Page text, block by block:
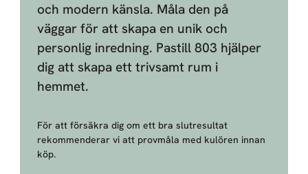
och modern känsla. Måla den på
väggar för att skapa en unik och
personlig inredning. Pastill 803 hjälper
dig att skapa ett trivsamt rum i
hemmet.
För att försäkra dig om ett bra slutresultat
rekommenderar vi att provmåla med kulören innan
köp.